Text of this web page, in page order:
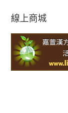
線上商城